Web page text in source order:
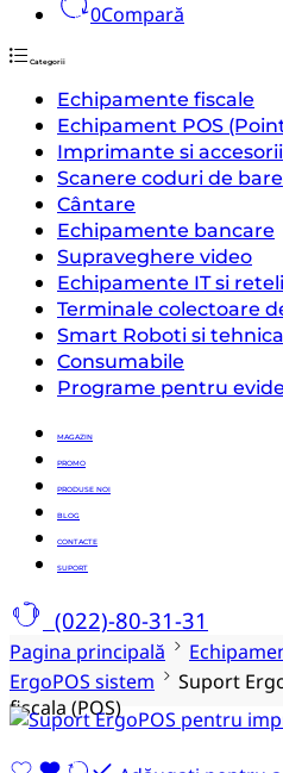
0Compară
Categorii
Echipamente fiscale
Echipament POS
Imprimante si accesorii
Scanere coduri de bare
Cântare
Echipamente bancare
Supraveghere video
Echipamente IT si
Terminale colectoare
Smart Roboti si
Consumabile
Programe pentru
MAGAZIN
PROMO
PRODUSE NOI
BLOG
CONTACTE
SUPORT
(022)-80-31-31
Pagina principală
ErgoPOS sistem
Suport
fiscala (POS)